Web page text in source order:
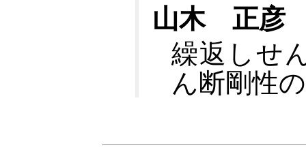
山木 正彦
繰返しせ
ん断剛性